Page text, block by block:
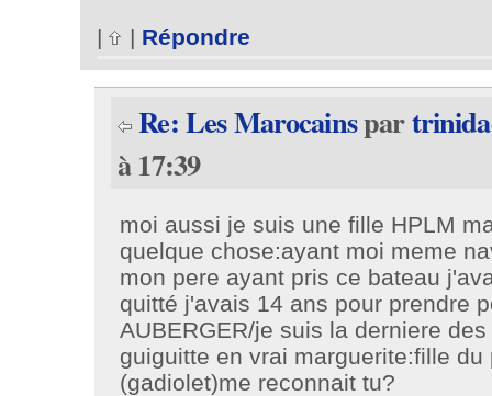
|
| Répondre
Re: Les Marocainspar
à 17:39
moi aussi je suis une fille HPLM
quelque chose:ayant moi meme
mon pere ayant pris ce bateau
quitté j'avais 14 ans pour prendre
AUBERGER/je suis la derniere
guiguitte en vrai marguerite:fille du
(gadiolet)me reconnait tu?